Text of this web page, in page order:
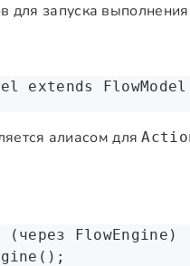
запуска выполнения
extends FlowModel
алиасом для
(через FlowEngine)
();